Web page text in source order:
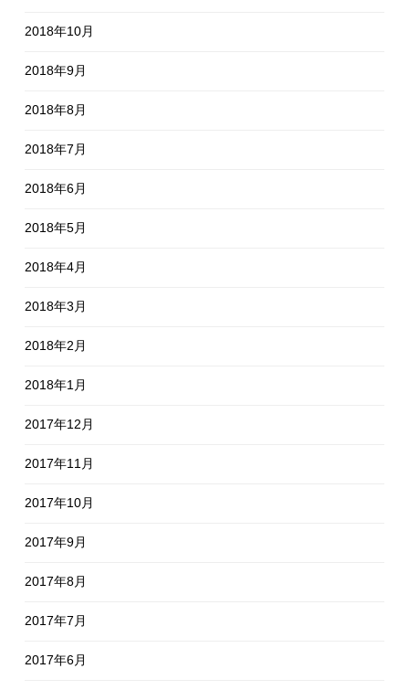
2018年10月
2018年9月
2018年8月
2018年7月
2018年6月
2018年5月
2018年4月
2018年3月
2018年2月
2018年1月
2017年12月
2017年11月
2017年10月
2017年9月
2017年8月
2017年7月
2017年6月